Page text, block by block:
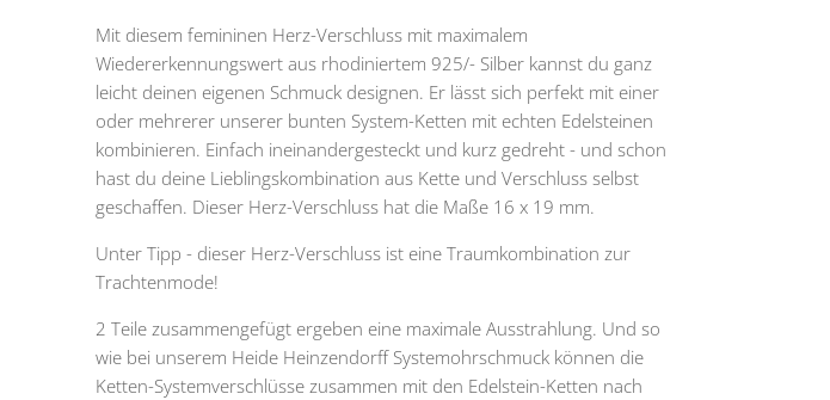
Mit diesem femininen Herz-Verschluss mit maximalem
Wiedererkennungswert aus rhodiniertem 925/- Silber kannst du ganz
leicht deinen eigenen Schmuck designen. Er lässt sich perfekt mit einer
oder mehrerer unserer bunten System-Ketten mit echten Edelsteinen
kombinieren. Einfach ineinandergesteckt und kurz gedreht - und schon
hast du deine Lieblingskombination aus Kette und Verschluss selbst
geschaffen. Dieser Herz-Verschluss hat die Maße 16 x 19 mm.
Unter Tipp - dieser Herz-Verschluss ist eine Traumkombination zur
Trachtenmode!
2 Teile zusammengefügt ergeben eine maximale Ausstrahlung. Und so
wie bei unserem Heide Heinzendorff Systemohrschmuck können die
Ketten-Systemverschlüsse zusammen mit den Edelstein-Ketten nach